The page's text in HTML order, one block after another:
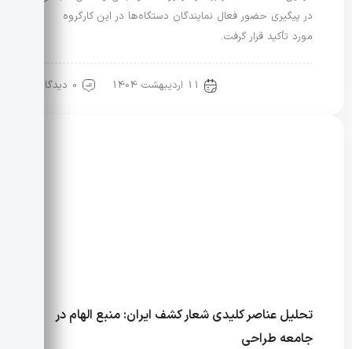
در پیگیری حضور فعال نمایندگان دستگاه‌ها در این کارگروه
مورد تأکید قرار گرفت.
11 اردیبهشت 1404 0 دیدگاه
تحلیل عناصر کلیدی شعار کشف ایران: منبع الهام در
جامعه طراحی